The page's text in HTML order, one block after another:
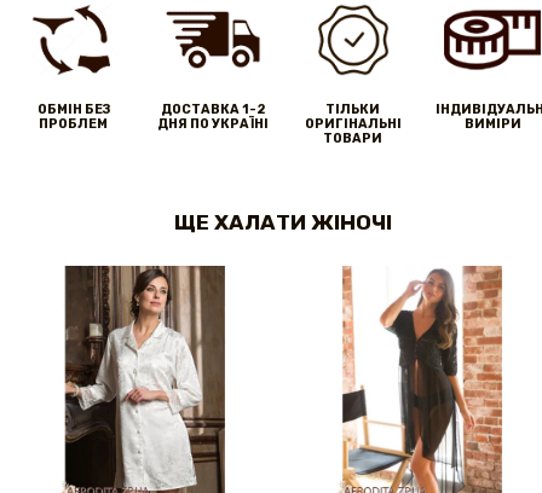
ОБМІН БЕЗ
ПРОБЛЕМ
ДОСТАВКА 1-2
ДНЯ ПО УКРАЇНІ
ТІЛЬКИ
ОРИГІНАЛЬНІ
ТОВАРИ
ВИМІРИ
ЩЕ ХАЛАТИ ЖІНОЧІ